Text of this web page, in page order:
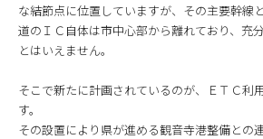
な結節点に位置していますが、その主要幹線
道のＩＣ自体は市中心部から離れており、充
とはいえません。
そこで新たに計画されているのが、ＥＴＣ利
す。
その設置により県が進める観音寺港整備との